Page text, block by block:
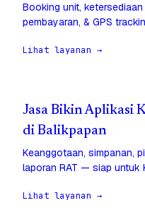
Booking unit,
pembayaran, & GPS
Lihat layanan →
Jasa Bikin Aplikasi
di Balikpapan
Keanggotaan, simpanan,
laporan RAT — siap untuk
Lihat layanan →